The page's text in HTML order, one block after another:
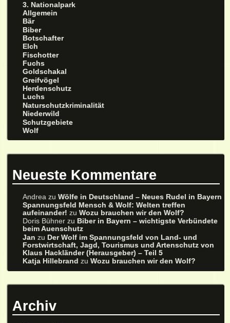
3. Nationalpark
Allgemein
Bär
Biber
Botschafter
Elch
Fischotter
Fuchs
Goldschakal
Greifvögel
Herdenschutz
Luchs
Naturschutzkriminalität
Niederwild
Schutzgebiete
Wolf
Neueste Kommentare
Andrea zuWölfe in Deutschland – Neues Rudel in Bayern
Spannungsfeld Mensch & Wolf: Welten treffen
aufeinander! zuWozu brauchen wir den Wolf?
Doris Bühner zu Biber in Bayern – wichtigste Verbündete
beim Auenschutz
Jan zu Der Wolf im Spannungsfeld von Land- und
Forstwirtschaft, Jagd, Tourismus und Artenschutz von
Klaus Hackländer (Herausgeber) – Teil 5
Katja Hillebrand zuWozu brauchen wir den Wolf?
Archiv